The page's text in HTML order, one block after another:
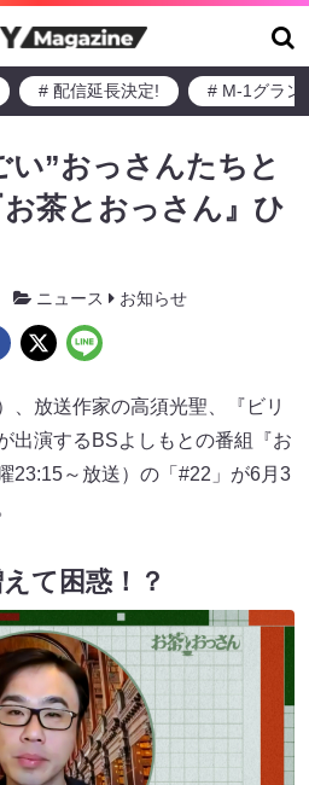
# 配信延長決定! # M-1グラン
い”おっさんたちと
茶とおっさん』ひ
ニュース お知らせ
、放送作家の高須光聖、『ビリ
出演するBSよしもとの番組『お
23:15～放送）の「#22」が6月3
て困惑！？